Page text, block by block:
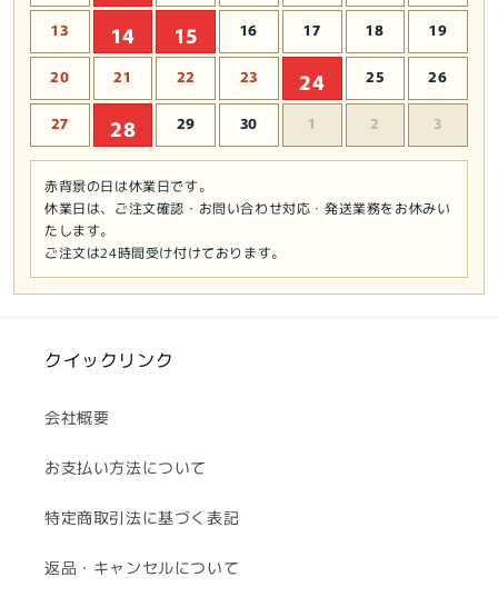
13 14 15 16 17 18 19
20 21 22 23 24 25 26
27 28 29 30 1 2 3
赤背景の日は休業日です。
休業日は、ご注文確認・お問い合わせ対応・発送業務をお休みい
たします。
ご注文は24時間受け付けております。
クイックリンク
会社概要
お支払い方法について
特定商取引法に基づく表記
返品・キャンセルについて